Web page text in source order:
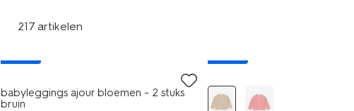
217 artikelen
babyleggings ajour bloemen - 2 stuks
bruin